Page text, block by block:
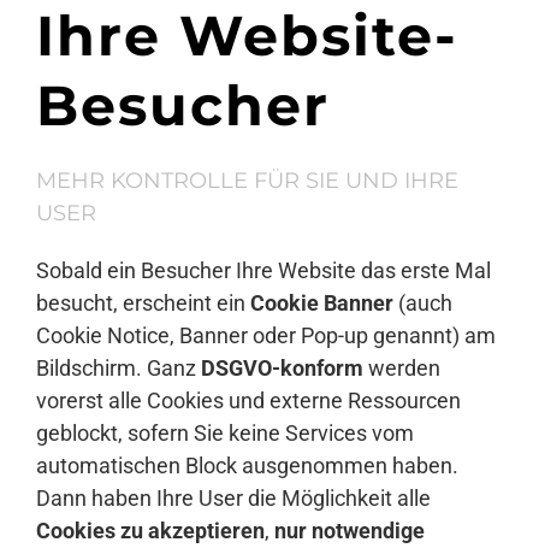
Ihre Website-
Besucher
MEHR KONTROLLE FÜR SIE UND IHRE
USER
Sobald ein Besucher Ihre Website das erste Mal
besucht, erscheint ein Cookie Banner (auch
Cookie Notice, Banner oder Pop-up genannt) am
Bildschirm. Ganz DSGVO-konform werden
vorerst alle Cookies und externe Ressourcen
geblockt, sofern Sie keine Services vom
automatischen Block ausgenommen haben.
Dann haben Ihre User die Möglichkeit alle
Cookies zu akzeptieren, nur notwendige